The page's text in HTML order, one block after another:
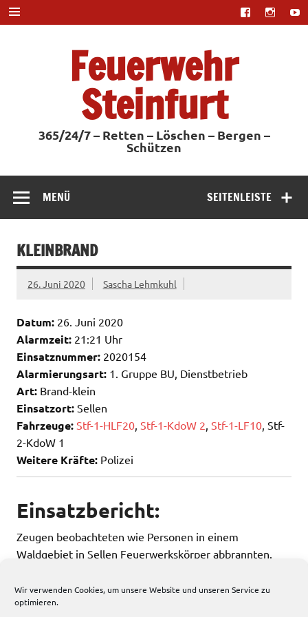
Wir verwenden Cookies, um unsere Website und unseren Service zu
optimieren.
Zum
Inhalt
springen
Feuerwehr
Steinfurt
365/24/7 – Retten – Löschen – Bergen –
Schützen
SEITENLEISTE
MENÜ
KLEINBRAND
26. Juni 2020 Sascha Lehmkuhl
Datum: 26. Juni 2020
Alarmzeit: 21:21 Uhr
Einsatznummer: 2020154
Alarmierungsart: 1. Gruppe BU, Dienstbetrieb
Art: Brand-klein
Einsatzort: Sellen
Fahrzeuge: Stf-1-HLF20 Stf-1-KdoW 2 Stf-1-LF10 , Stf-
2-KdoW 1
Weitere Kräfte: Polizei
Einsatzbericht:
Zeugen beobachteten wie Personen in einem
Waldgebiet in Sellen Feuerwerkskörper abbrannten.